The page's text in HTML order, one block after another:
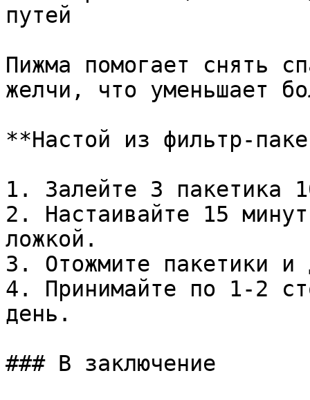
путей
Пижма помогает снять
желчи, что уменьшает
**Настой из фильтр-
1. Залейте 3 пакетика
2. Настаивайте 15
ложкой.
3. Отожмите пакетики
4. Принимайте по 1-2
день.
### В заключение